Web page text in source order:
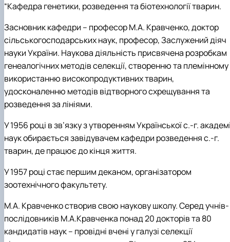
“Кафедра генетики, розведення та біотехнології тварин.
Засновник кафедри – професор М.А. Кравченко, доктор
сільськогосподарських наук, професор, Заслужений діяч
науки України. Наукова діяльність присвячена розробкам
генеалогічних методів селекції, створенню та племінному
використанню високопродуктивних тварин,
удосконаленню методів відтворного схрещування та
розведення за лініями.
У 1956 році в зв’язку з утворенням Української с.-г.
наук обирається завідувачем кафедри розведення с.-г.
тварин, де працює до кінця життя.
У 1957 році стає першим деканом, організатором
зоотехнічного факультету.
М.А. Кравченко створив свою наукову школу. Серед учнів-
послідовників М.А.Кравченка понад 20 докторів та 80
кандидатів наук – провідні вчені у галузі селекції